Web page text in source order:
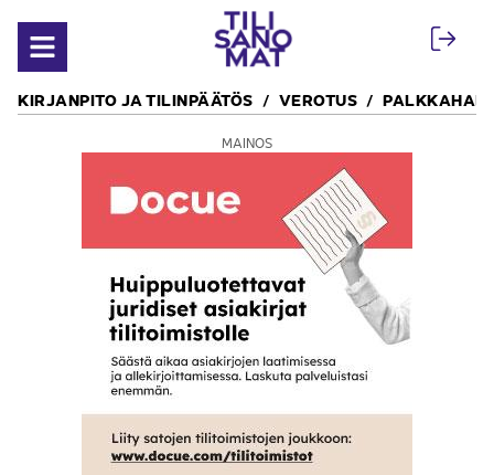
Avaa valikko
KIRJANPITO JA TILINPÄÄTÖS VEROTUS
MAINOS